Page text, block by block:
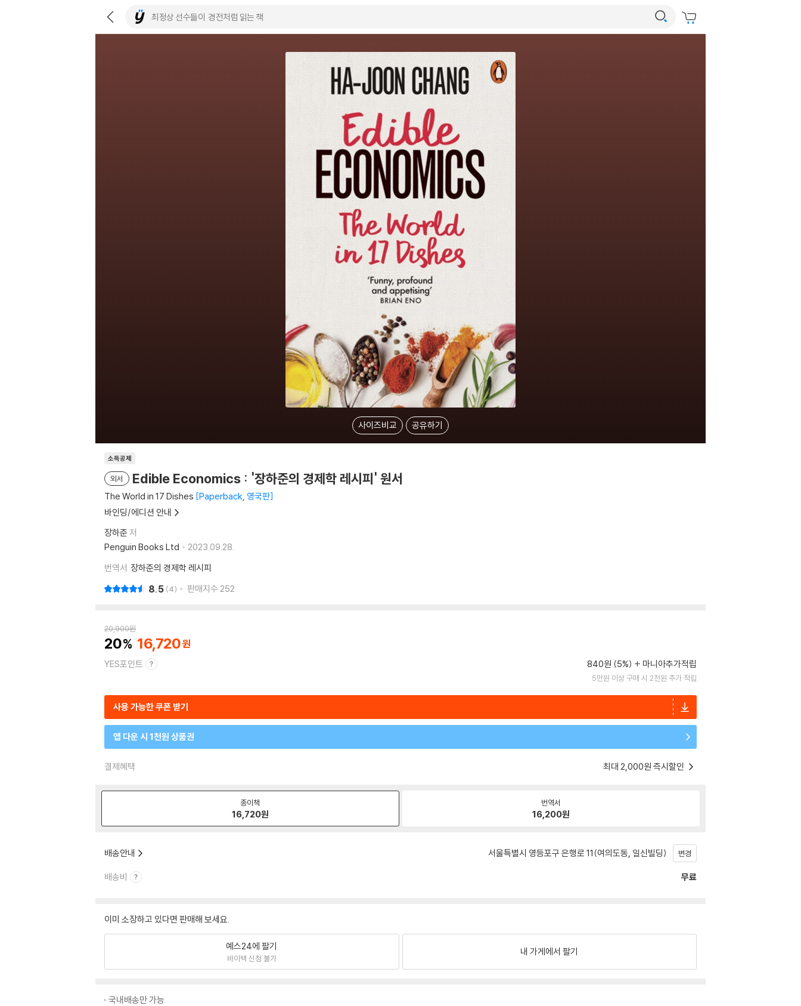
사이즈비교 공유하기
소득공제
외서 Edible Economics : '장하준의 경제학 레시피' 원서
The World in 17 Dishes Paperback, 영국판
바인딩/에디션 안내
장하준 저
Penguin Books Ltd
2023.09.28.
번역서 장하준의 경제학 레시피
8.5 4 판매지수 252
20,900원
20 16,720
YES포인트 840원 (5%) 마니아추가적립
5만원 이상 구매 시 2천원 추가 적립
사용 가능한 쿠폰 받기
앱 다운 시 1천원 상품권
결제혜택 최대 2,000원 즉시할인
종이책
16,720원
번역서
16,200원
배송안내 서울특별시 영등포구 은행로 11(여의도동, 일신빌딩) 변경
배송비 무료
이미 소장하고 있다면 판매해 보세요.
예스24에 팔기
바이백 신청 불가
내 가게에서 팔기
국내배송만 가능